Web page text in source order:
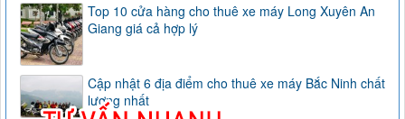
Top 10 cửa hàng cho thuê xe máy Long Xuyên An
Giang giá cả hợp lý
Cập nhật 6 địa điểm cho thuê xe máy Bắc Ninh chất
lượng nhất